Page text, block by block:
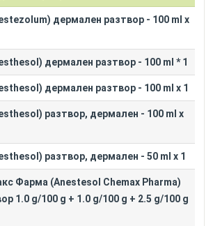
дермален разтвор - 100 ml x
дермален разтвор - 100 ml * 1
дермален разтвор - 100 ml x 1
разтвор, дермален - 100 ml x
разтвор, дермален - 50 ml x 1
Фарма (Anestesol Chemax Pharma)
1.0 g/100 g + 1.0 g/100 g + 2.5 g/100 g